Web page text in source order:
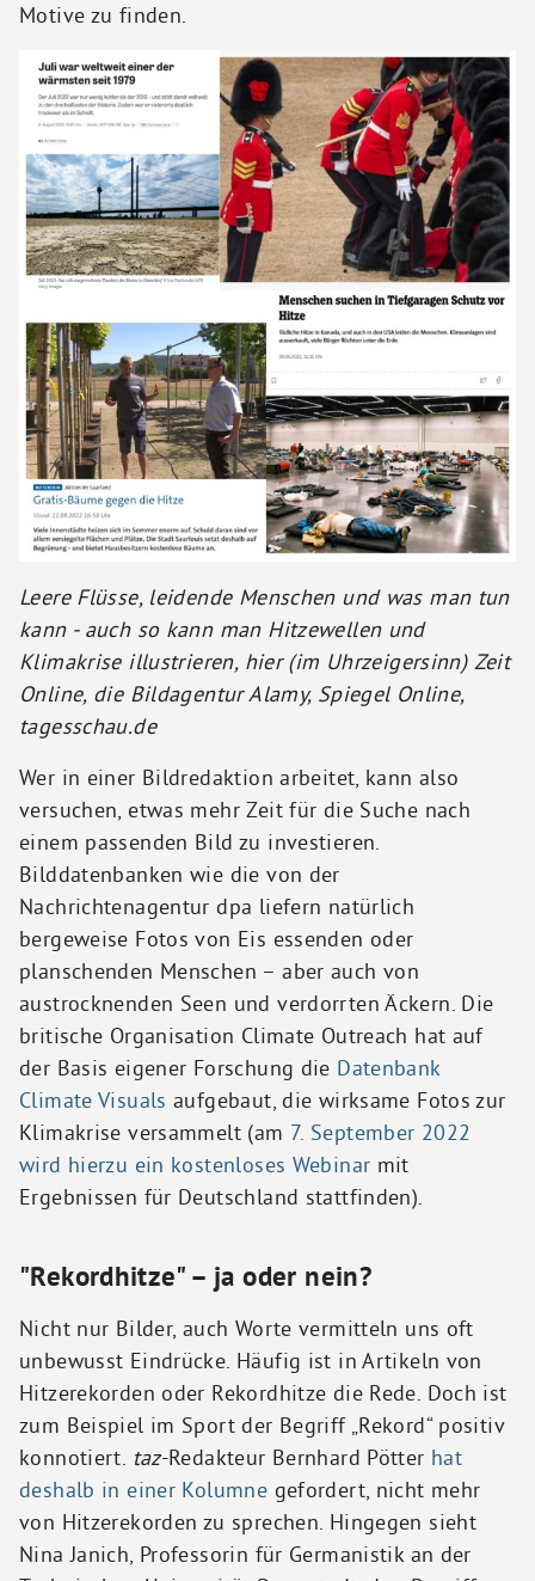
Motive zu finden.
Leere Flüsse, leidende Menschen und was man tun
kann - auch so kann man Hitzewellen und
Klimakrise illustrieren, hier (im Uhrzeigersinn) Zeit
Online, die Bildagentur Alamy, Spiegel Online,
tagesschau.de
Wer in einer Bildredaktion arbeitet, kann also
versuchen, etwas mehr Zeit für die Suche nach
einem passenden Bild zu investieren.
Bilddatenbanken wie die von der
Nachrichtenagentur dpa liefern natürlich
bergeweise Fotos von Eis essenden oder
planschenden Menschen – aber auch von
austrocknenden Seen und verdorrten Äckern. Die
britische Organisation Climate Outreach hat auf
der Basis eigener Forschung die Datenbank
Climate Visuals aufgebaut, die wirksame Fotos zur
Klimakrise versammelt (am 7. September 2022
wird hierzu ein kostenloses Webinar mit
Ergebnissen für Deutschland stattfinden).
"Rekordhitze" – ja oder nein?
Nicht nur Bilder, auch Worte vermitteln uns oft
unbewusst Eindrücke. Häufig ist in Artikeln von
Hitzerekorden oder Rekordhitze die Rede. Doch ist
zum Beispiel im Sport der Begriff „Rekord“ positiv
konnotiert. taz-Redakteur Bernhard Pötter hat
deshalb in einer Kolumne gefordert, nicht mehr
von Hitzerekorden zu sprechen. Hingegen sieht
Nina Janich, Professorin für Germanistik an der